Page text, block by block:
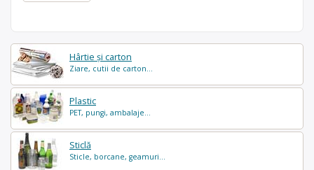
Hârtie și carton
Ziare, cutii de carton...
Plastic
PET, pungi, ambalaje...
Sticlă
Sticle, borcane, geamuri...